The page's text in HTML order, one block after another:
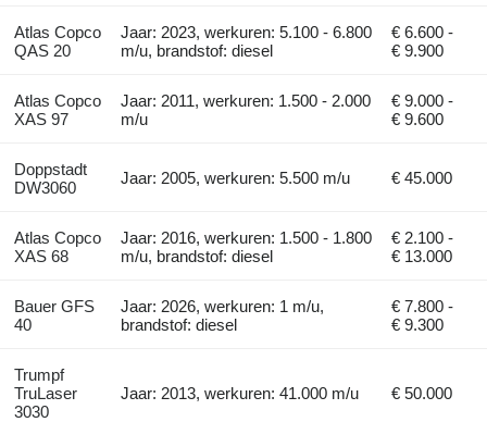
Atlas Copco
QAS 20
Jaar: 2023, werkuren: 5.100 - 6.800
m/u, brandstof: diesel
€ 6.600 -
€ 9.900
Atlas Copco
XAS 97
Jaar: 2011, werkuren: 1.500 - 2.000
m/u
€ 9.000 -
€ 9.600
Doppstadt
DW3060
Jaar: 2005, werkuren: 5.500 m/u € 45.000
Atlas Copco
XAS 68
Jaar: 2016, werkuren: 1.500 - 1.800
m/u, brandstof: diesel
€ 2.100 -
€ 13.000
Bauer GFS
40
Jaar: 2026, werkuren: 1 m/u,
brandstof: diesel
€ 7.800 -
€ 9.300
Trumpf
TruLaser
3030
Jaar: 2013, werkuren: 41.000 m/u € 50.000